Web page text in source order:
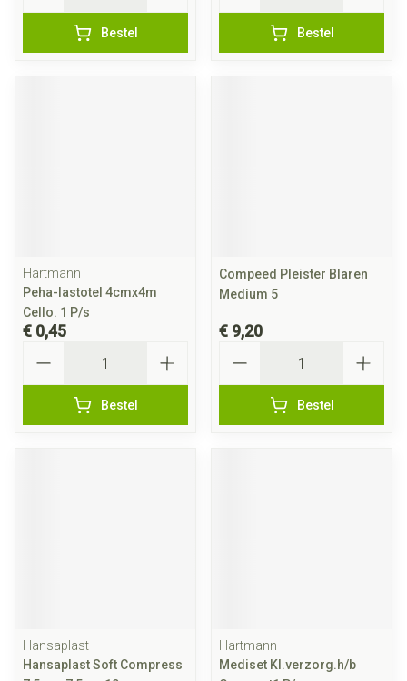
Bestel Bestel
Hartmann
Peha-lastotel 4cmx4m
Cello. 1 P/s
€ 0,45
Bestel
Compeed Pleister Blaren
Medium 5
€ 9,20
Bestel
Hansaplast
Hansaplast Soft Compress
Hartmann
Mediset Kl.verzorg.h/b